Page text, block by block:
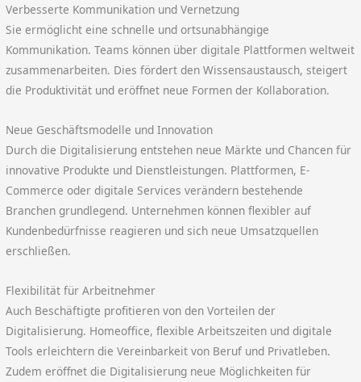
Verbesserte Kommunikation und Vernetzung
Sie ermöglicht eine schnelle und ortsunabhängige
Kommunikation. Teams können über digitale Plattformen weltweit
zusammenarbeiten. Dies fördert den Wissensaustausch, steigert
die Produktivität und eröffnet neue Formen der Kollaboration.
Neue Geschäftsmodelle und Innovation
Durch die Digitalisierung entstehen neue Märkte und Chancen für
innovative Produkte und Dienstleistungen. Plattformen, E-
Commerce oder digitale Services verändern bestehende
Branchen grundlegend. Unternehmen können flexibler auf
Kundenbedürfnisse reagieren und sich neue Umsatzquellen
erschließen.
Flexibilität für Arbeitnehmer
Auch Beschäftigte profitieren von den Vorteilen der
Digitalisierung. Homeoffice, flexible Arbeitszeiten und digitale
Tools erleichtern die Vereinbarkeit von Beruf und Privatleben.
Zudem eröffnet die Digitalisierung neue Möglichkeiten für